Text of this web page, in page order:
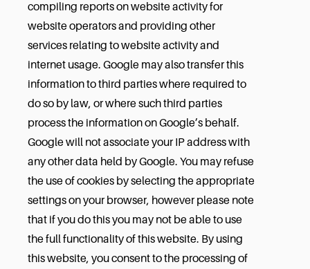
compiling reports on website activity for
website operators and providing other
services relating to website activity and
internet usage. Google may also transfer this
information to third parties where required to
do so by law, or where such third parties
process the information on Google’s behalf.
Google will not associate your IP address with
any other data held by Google. You may refuse
the use of cookies by selecting the appropriate
settings on your browser, however please note
that if you do this you may not be able to use
the full functionality of this website. By using
this website, you consent to the processing of